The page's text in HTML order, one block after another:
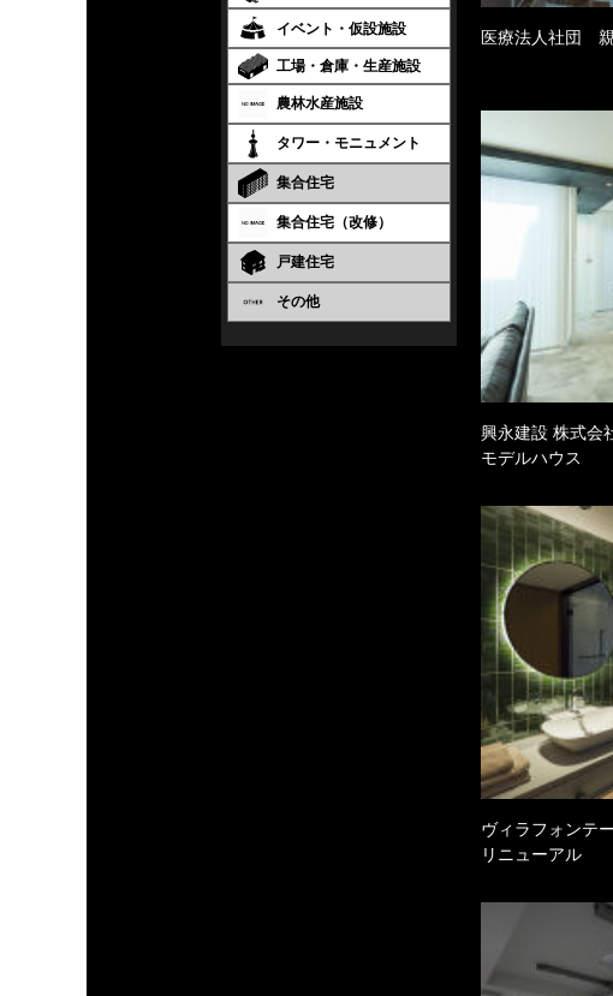
イベント・仮設施設
工場・倉庫・生産施設
農林水産施設
タワー・モニュメント
集合住宅
集合住宅（改修）
戸建住宅
その他
医療法人社団
興永建設 株式会
モデルハウス
ヴィラフォンテ
リニューアル